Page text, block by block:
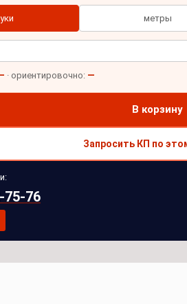
метры
· ориентировочно: —
В корзину
Запросить КП по
75-76